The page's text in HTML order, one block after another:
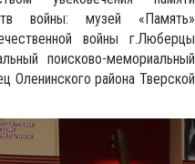
войны: музей «Память»
войны г.Люберцы
поисково-мемориальный
Оленинского района Тверской